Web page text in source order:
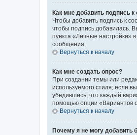
Как мне добавить подпись
Чтобы добавить подпись к
чтобы подпись добавилась.
пункта «Личные настройки»
сообщения.
Вернуться к началу
Как мне создать опрос?
При создании темы или
используемого стиля; если
убедившись, что каждый
помощью опции «Вариантов
Вернуться к началу
Почему я не могу добавить